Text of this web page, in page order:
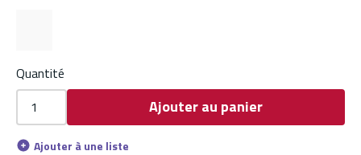
Quantité
Ajouter au panier
Ajouter à une liste